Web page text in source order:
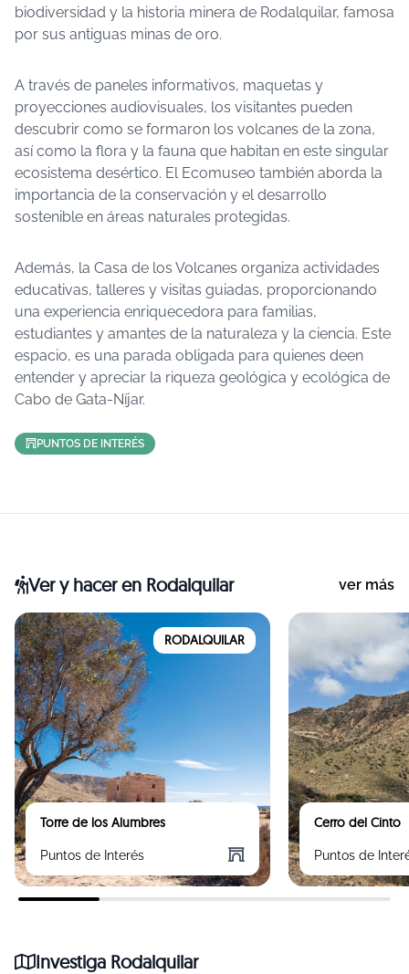
biodiversidad y la historia minera de Rodalquilar, famosa
por sus antiguas minas de oro.
A través de paneles informativos, maquetas y
proyecciones audiovisuales, los visitantes pueden
descubrir como se formaron los volcanes de la zona,
así como la flora y la fauna que habitan en este singular
ecosistema desértico. El Ecomuseo también aborda la
importancia de la conservación y el desarrollo
sostenible en áreas naturales protegidas.
Además, la Casa de los Volcanes organiza actividades
educativas, talleres y visitas guiadas, proporcionando
una experiencia enriquecedora para familias,
estudiantes y amantes de la naturaleza y la ciencia. Este
espacio, es una parada obligada para quienes deen
entender y apreciar la riqueza geológica y ecológica de
Cabo de Gata-Níjar.
PUNTOS DE INTERÉS
Ver y haceren Rodalquilar ver más
RODALQUILAR
Torre de los Alumbres
Puntos de Interés
Cerro del Cinto
Puntos de
Investiga Rodalquilar